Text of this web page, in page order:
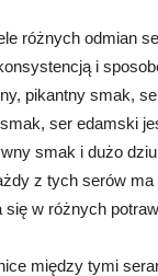
różnych odmian
i
pikantny smak,
ser edamski
smak i dużo
z tych serów
się w różnych
między tymi